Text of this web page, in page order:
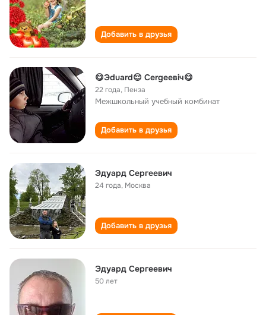
Добавить в друзья
😋Эduard😌 Сergeeвiч😋
22 года, Пенза
Межшкольный учебный комбинат
Добавить в друзья
Эдуард Сергеевич
24 года, Москва
Добавить в друзья
Эдуард Сергеевич
50 лет